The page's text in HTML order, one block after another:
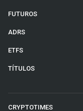
FUTUROS
ADRS
ETFS
TÍTULOS
CRYPTOTIMES